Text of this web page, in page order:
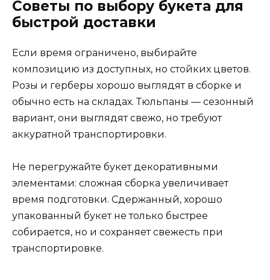
Советы по выбору букета для
быстрой доставки
Если время ограничено, выбирайте
композицию из доступных, но стойких цветов.
Розы и герберы хорошо выглядят в сборке и
обычно есть на складах. Тюльпаны — сезонный
вариант, они выглядят свежо, но требуют
аккуратной транспортировки.
Не перегружайте букет декоративными
элементами: сложная сборка увеличивает
время подготовки. Сдержанный, хорошо
упакованный букет не только быстрее
собирается, но и сохраняет свежесть при
транспортировке.